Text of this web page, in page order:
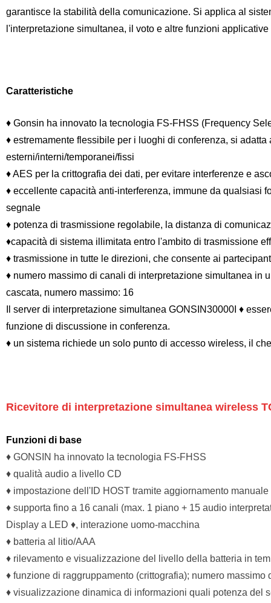
garantisce la stabilità della comunicazione. Si applica al
l'interpretazione simultanea, il voto e altre funzioni
Caratteristiche
♦ Gonsin ha innovato la tecnologia FS-FHSS (Frequency
♦ estremamente flessibile per i luoghi di conferenza, si
esterni/interni/temporanei/fissi
♦ AES per la crittografia dei dati, per evitare interferenze e
♦ eccellente capacità anti-interferenza, immune da qualsiasi
segnale
♦ potenza di trasmissione regolabile, la distanza di
♦capacità di sistema illimitata entro l'ambito di trasmissione
♦ trasmissione in tutte le direzioni, che consente ai
♦ numero massimo di canali di interpretazione simultanea in
cascata, numero massimo: 16
Il server di interpretazione simultanea GONSIN30000I ♦
funzione di discussione in conferenza.
♦ un sistema richiede un solo punto di accesso wireless, il
Ricevitore di interpretazione simultanea wireless
Funzioni di base
♦ GONSIN ha innovato la tecnologia FS-FHSS
♦ qualità audio a livello CD
♦ impostazione dell'ID HOST tramite aggiornamento
♦ supporta fino a 16 canali (max. 1 piano + 15 audio
Display a LED ♦, interazione uomo-macchina
♦ batteria al litio/AAA
♦ rilevamento e visualizzazione del livello della batteria in
♦ funzione di raggruppamento (crittografia); numero
♦ visualizzazione dinamica di informazioni quali potenza del